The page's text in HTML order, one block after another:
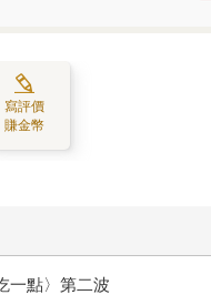
寫評價
賺金幣